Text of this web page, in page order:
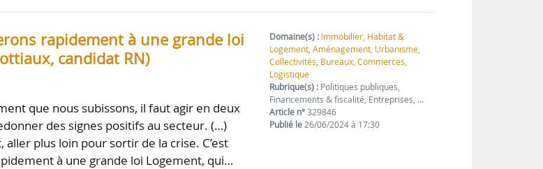
rapidement à une grande loi
candidat RN)
que nous subissons, il faut agir en deux
des signes positifs au secteur. (…)
plus loin pour sortir de la crise. C’est
à une grande loi Logement, qui…
Domaine(s) : Immobilier, Habitat &
Logement,Aménagement, Urbanisme,
Collectivités, Bureaux, Commerces,
Logistique
Rubrique(s) : Politiques publiques,
Financements & fiscalité, Entreprises, …
Article n°329846
Publié le26/06/2024 à 17:30